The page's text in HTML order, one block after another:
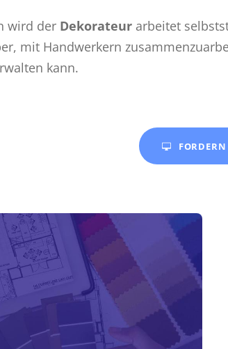
wird der Dekorateur arbeitet
mit Handwerkern
kann.
man
Beruf